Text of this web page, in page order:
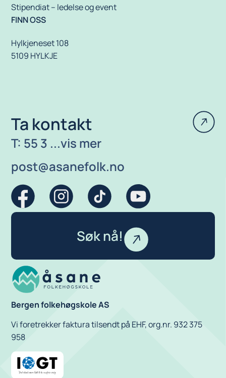
Bergen folkehøgskole AS
Vi foretrekker faktura tilsendt på EHF, org.nr. 932 375
958
Stipendiat – ledelse og event
FINN OSS
Hylkjeneset 108
5109 HYLKJE
Ta kontakt
T: 55 3 ...vis mer
post@asanefolk.no
Søk nå!